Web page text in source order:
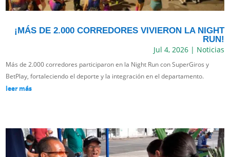
¡MÁS DE 2.000 CORREDORES VIVIERON LA NIGHT
RUN!
Jul 4, 2026| Noticias
Más de 2.000 corredores participaron en la Night Run con SuperGiros y
BetPlay, fortaleciendo el deporte y la integración en el departamento.
leer más